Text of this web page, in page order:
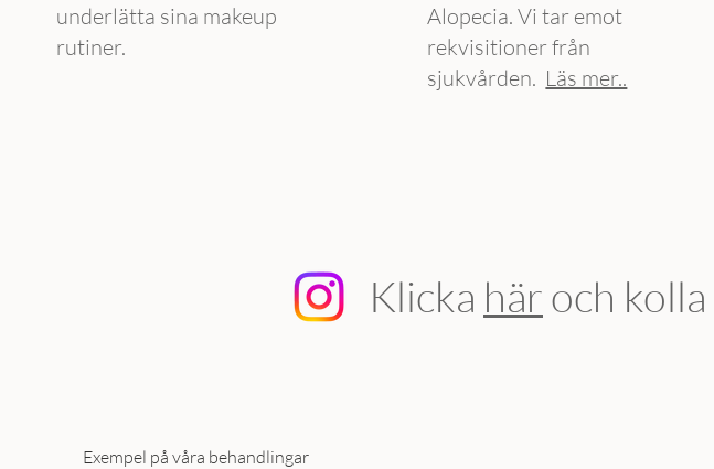
underlätta sina makeup
rutiner.
Alopecia. Vi tar emot
rekvisitioner från
sjukvården. Läs mer..
Klicka häroch
Exempel på våra behandlingar